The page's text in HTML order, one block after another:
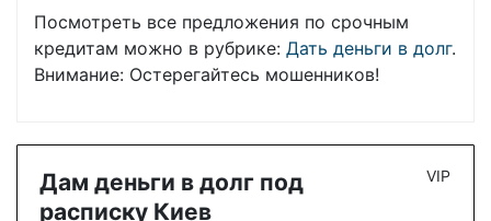
Посмотреть все предложения по срочным
кредитам можно в рубрике: Дать деньги в долг.
Внимание: Остерегайтесь мошенников!
Дам деньги в долг под
расписку Киев
VIP